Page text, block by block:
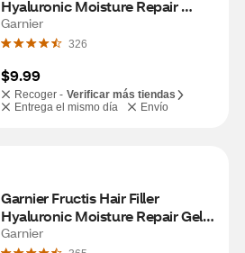
Hyaluronic Moisture Repair
Serum, 3.8 OZ
Garnier
326
$9.99
Recoger - Verificar más tiendas
Entrega el mismo día
Envío
Garnier Fructis Hair Filler
Hyaluronic Moisture Repair Gel-
Cream, 5.1 OZ
Garnier